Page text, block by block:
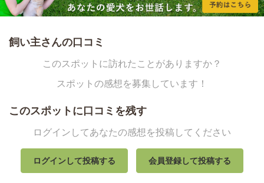
飼い主さんの口コミ
このスポットに訪れたことがありますか？
スポットの感想を募集しています！
このスポットに口コミを残す
ログインしてあなたの感想を投稿してください
ログインして投稿する 会員登録して投稿する